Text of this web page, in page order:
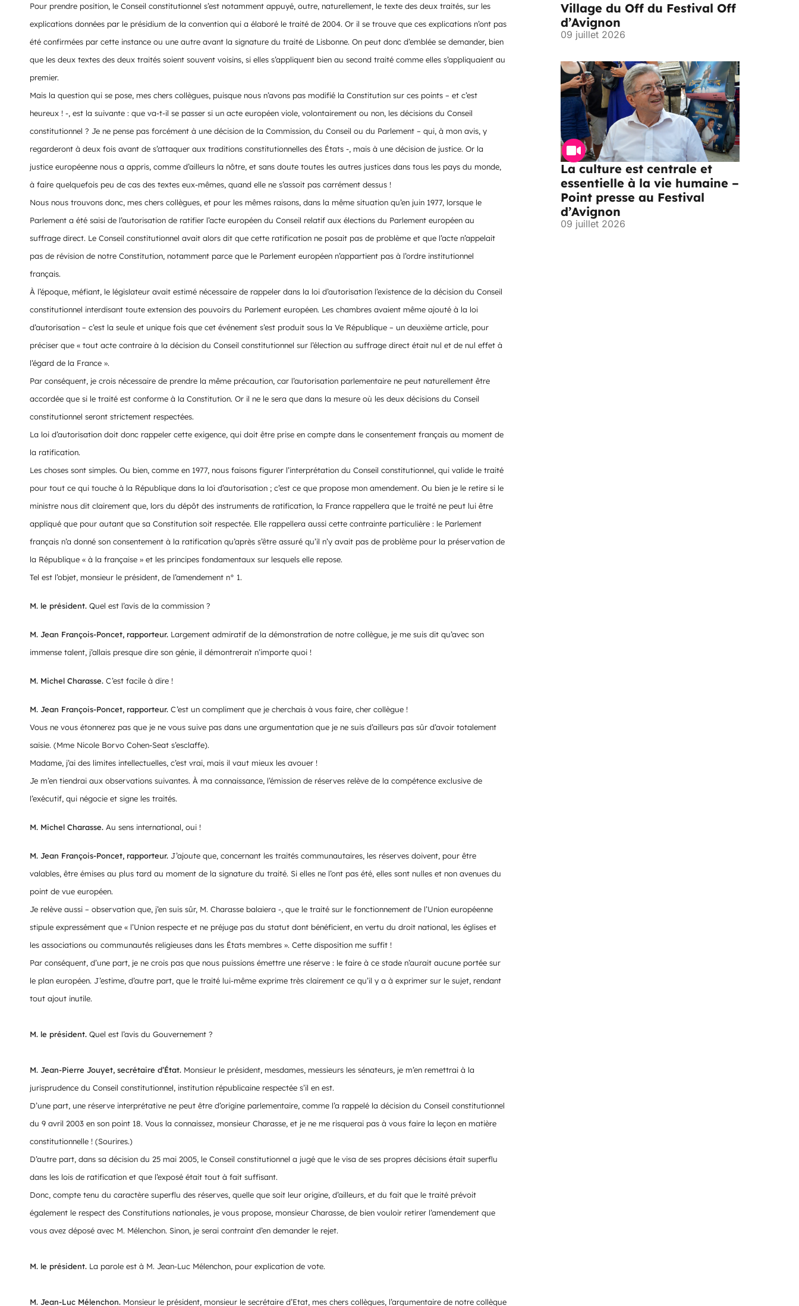
Pour prendre position, le Conseil constitutionnel s’est notamment appuyé, outre, naturellement, le texte des deux traités, sur les
explications données par le présidium de la convention qui a élaboré le traité de 2004. Or il se trouve que ces explications n’ont pas
été confirmées par cette instance ou une autre avant la signature du traité de Lisbonne. On peut donc d’emblée se demander, bien
que les deux textes des deux traités soient souvent voisins, si elles s’appliquent bien au second traité comme elles s’appliquaient au
premier.
Mais la question qui se pose, mes chers collègues, puisque nous n’avons pas modifié la Constitution sur ces points – et c’est
heureux ! -, est la suivante : que va-t-il se passer si un acte européen viole, volontairement ou non, les décisions du Conseil
constitutionnel ? Je ne pense pas forcément à une décision de la Commission, du Conseil ou du Parlement – qui, à mon avis, y
regarderont à deux fois avant de s’attaquer aux traditions constitutionnelles des États -, mais à une décision de justice. Or la
justice européenne nous a appris, comme d’ailleurs la nôtre, et sans doute toutes les autres justices dans tous les pays du monde,
à faire quelquefois peu de cas des textes eux-mêmes, quand elle ne s’assoit pas carrément dessus !
Nous nous trouvons donc, mes chers collègues, et pour les mêmes raisons, dans la même situation qu’en juin 1977, lorsque le
Parlement a été saisi de l’autorisation de ratifier l’acte européen du Conseil relatif aux élections du Parlement européen au
suffrage direct. Le Conseil constitutionnel avait alors dit que cette ratification ne posait pas de problème et que l’acte n’appelait
pas de révision de notre Constitution, notamment parce que le Parlement européen n’appartient pas à l’ordre institutionnel
français.
À l’époque, méfiant, le législateur avait estimé nécessaire de rappeler dans la loi d’autorisation l’existence de la décision du Conseil
constitutionnel interdisant toute extension des pouvoirs du Parlement européen. Les chambres avaient même ajouté à la loi
d’autorisation – c’est la seule et unique fois que cet événement s’est produit sous la Ve République – un deuxième article, pour
préciser que « tout acte contraire à la décision du Conseil constitutionnel sur l’élection au suffrage direct était nul et de nul effet à
l’égard de la France ».
Par conséquent, je crois nécessaire de prendre la même précaution, car l’autorisation parlementaire ne peut naturellement être
accordée que si le traité est conforme à la Constitution. Or il ne le sera que dans la mesure où les deux décisions du Conseil
constitutionnel seront strictement respectées.
La loi d’autorisation doit donc rappeler cette exigence, qui doit être prise en compte dans le consentement français au moment de
la ratification.
Les choses sont simples. Ou bien, comme en 1977, nous faisons figurer l’interprétation du Conseil constitutionnel, qui valide le traité
pour tout ce qui touche à la République dans la loi d’autorisation ; c’est ce que propose mon amendement. Ou bien je le retire si le
ministre nous dit clairement que, lors du dépôt des instruments de ratification, la France rappellera que le traité ne peut lui être
appliqué que pour autant que sa Constitution soit respectée. Elle rappellera aussi cette contrainte particulière : le Parlement
français n’a donné son consentement à la ratification qu’après s’être assuré qu’il n’y avait pas de problème pour la préservation de
la République « à la française » et les principes fondamentaux sur lesquels elle repose.
Tel est l’objet, monsieur le président, de l’amendement n° 1.
M. le président. Quel est l’avis de la commission ?
M. Jean François-Poncet, rapporteur. Largement admiratif de la démonstration de notre collègue, je me suis dit qu’avec son
immense talent, j’allais presque dire son génie, il démontrerait n’importe quoi !
M. Michel Charasse. C’est facile à dire !
M. Jean François-Poncet, rapporteur. C’est un compliment que je cherchais à vous faire, cher collègue !
Vous ne vous étonnerez pas que je ne vous suive pas dans une argumentation que je ne suis d’ailleurs pas sûr d’avoir totalement
saisie. (Mme Nicole Borvo Cohen-Seat s’esclaffe).
Madame, j’ai des limites intellectuelles, c’est vrai, mais il vaut mieux les avouer !
Je m’en tiendrai aux observations suivantes. À ma connaissance, l’émission de réserves relève de la compétence exclusive de
l’exécutif, qui négocie et signe les traités.
M. Michel Charasse. Au sens international, oui !
M. Jean François-Poncet, rapporteur. J’ajoute que, concernant les traités communautaires, les réserves doivent, pour être
valables, être émises au plus tard au moment de la signature du traité. Si elles ne l’ont pas été, elles sont nulles et non avenues du
point de vue européen.
Je relève aussi – observation que, j’en suis sûr, M. Charasse balaiera -, que le traité sur le fonctionnement de l’Union européenne
stipule expressément que « l’Union respecte et ne préjuge pas du statut dont bénéficient, en vertu du droit national, les églises et
les associations ou communautés religieuses dans les États membres ». Cette disposition me suffit !
Par conséquent, d’une part, je ne crois pas que nous puissions émettre une réserve : le faire à ce stade n’aurait aucune portée sur
le plan européen. J’estime, d’autre part, que le traité lui-même exprime très clairement ce qu’il y a à exprimer sur le sujet, rendant
tout ajout inutile.
M. le président. Quel est l’avis du Gouvernement ?
M. Jean-Pierre Jouyet, secrétaire d’État. Monsieur le président, mesdames, messieurs les sénateurs, je m’en remettrai à la
jurisprudence du Conseil constitutionnel, institution républicaine respectée s’il en est.
D’une part, une réserve interprétative ne peut être d’origine parlementaire, comme l’a rappelé la décision du Conseil constitutionnel
du 9 avril 2003 en son point 18. Vous la connaissez, monsieur Charasse, et je ne me risquerai pas à vous faire la leçon en matière
constitutionnelle ! (Sourires.)
D’autre part, dans sa décision du 25 mai 2005, le Conseil constitutionnel a jugé que le visa de ses propres décisions était superflu
dans les lois de ratification et que l’exposé était tout à fait suffisant.
Donc, compte tenu du caractère superflu des réserves, quelle que soit leur origine, d’ailleurs, et du fait que le traité prévoit
également le respect des Constitutions nationales, je vous propose, monsieur Charasse, de bien vouloir retirer l’amendement que
vous avez déposé avec M. Mélenchon. Sinon, je serai contraint d’en demander le rejet.
M. le président. La parole est à M. Jean-Luc Mélenchon, pour explication de vote.
M. Jean-Luc Mélenchon. Monsieur le président, monsieur le secrétaire d’Etat, mes chers collègues, l’argumentaire de notre collègue
Village du Off du Festival Off
d’Avignon
09 juillet 2026
La culture est centrale et
essentielle à la vie humaine –
Point presse au Festival
d’Avignon
09 juillet 2026